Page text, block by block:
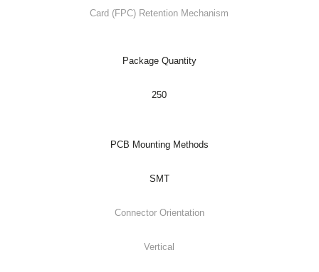
Card (FPC) Retention Mechanism
Package Quantity
250
PCB Mounting Methods
SMT
Connector Orientation
Vertical